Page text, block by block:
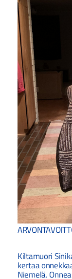
Kiltamuori
kertaa
Niemelä.